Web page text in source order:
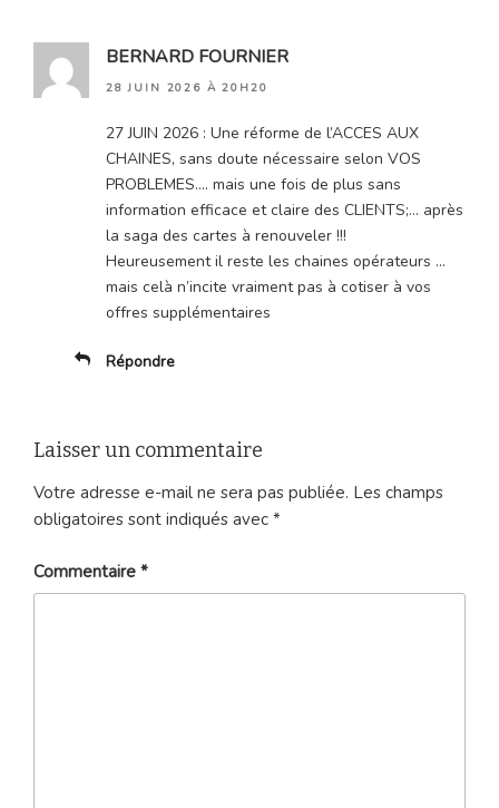
BERNARD FOURNIER
28 JUIN 2026 À 20H20
27 JUIN 2026 : Une réforme de l’ACCES AUX
CHAINES, sans doute nécessaire selon VOS
PROBLEMES…. mais une fois de plus sans
information efficace et claire des CLIENTS;… après
la saga des cartes à renouveler !!!
Heureusement il reste les chaines opérateurs …
mais celà n’incite vraiment pas à cotiser à vos
offres supplémentaires
Répondre
Laisser un commentaire
Votre adresse e-mail ne sera pas publiée. Les champs
obligatoires sont indiqués avec *
Commentaire *